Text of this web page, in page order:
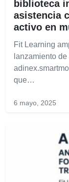
biblioteca
asistencia
activo en
Fit Learning
lanzamiento
que…
6 mayo, 2025